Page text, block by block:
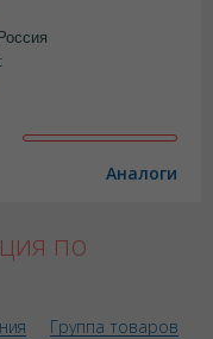
Аналоги
по
Группа товаров